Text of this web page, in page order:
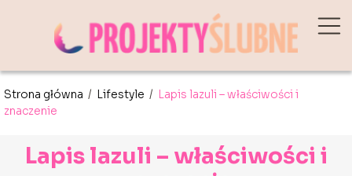
Strona główna / Lifestyle / Lapis lazuli – właściwości i
znaczenie
Lapis lazuli – właściwości i